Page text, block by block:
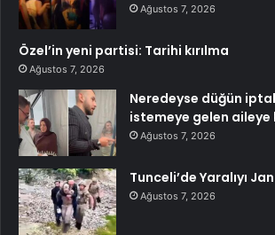
Ağustos 7, 2026
Özel’in yeni partisi: Tarihi kırılma
Ağustos 7, 2026
Neredeyse düğün iptal
istemeye gelen aileye
Ağustos 7, 2026
Tunceli’de Yaralıyı
Ağustos 7, 2026